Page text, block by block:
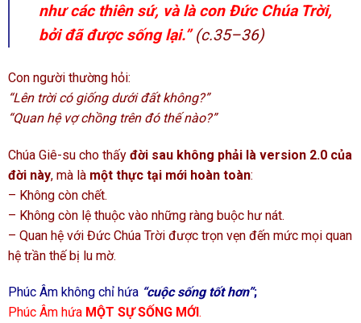
như các thiên sứ, và là con Đức Chúa Trời,
bởi đã được sống lại.” (c.35–36)
Con người thường hỏi:
“Lên trời có giống dưới đất không?”
“Quan hệ vợ chồng trên đó thế nào?”
Chúa Giê-su cho thấy đời sau không phải là version 2.0 của
đời này, mà là một thực tại mới hoàn toàn:
– Không còn chết.
– Không còn lệ thuộc vào những ràng buộc hư nát.
– Quan hệ với Đức Chúa Trời được trọn vẹn đến mức mọi quan
hệ trần thế bị lu mờ.
Phúc Âm không chỉ hứa “cuộc sống tốt hơn”;
Phúc Âm hứa MỘT SỰ SỐNG MỚI.